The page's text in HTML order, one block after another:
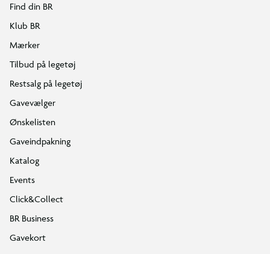
Find din BR
Klub BR
Mærker
Tilbud på legetøj
Restsalg på legetøj
Gavevælger
Ønskelisten
Gaveindpakning
Katalog
Events
Click&Collect
BR Business
Gavekort